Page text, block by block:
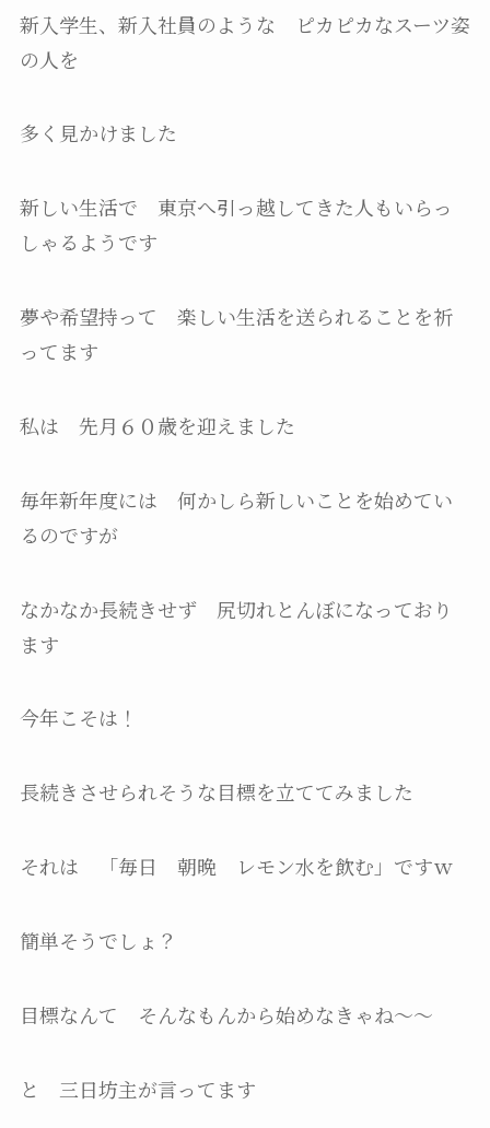
新入学生、新入社員のような ピカピカなスーツ姿
の人を
多く見かけました
新しい生活で 東京へ引っ越してきた人もいらっ
しゃるようです
夢や希望持って 楽しい生活を送られることを祈
ってます
私は 先月６０歳を迎えました
毎年新年度には 何かしら新しいことを始めてい
るのですが
なかなか長続きせず 尻切れとんぼになっており
ます
今年こそは！
長続きさせられそうな目標を立ててみました
それは 「毎日 朝晩 レモン水を飲む」ですｗ
簡単そうでしょ？
目標なんて そんなもんから始めなきゃね〜〜
と 三日坊主が言ってます